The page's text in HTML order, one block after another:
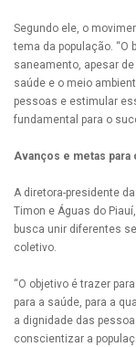
Segundo ele, o
tema da população. “O
saneamento, apesar
saúde e o meio
pessoas e estimular
fundamental para o
Avanços e metas para
A diretora-presidente
Timon e Águas do
busca unir diferentes
coletivo.
“O objetivo é trazer
para a saúde, para a
a dignidade das
conscientizar a